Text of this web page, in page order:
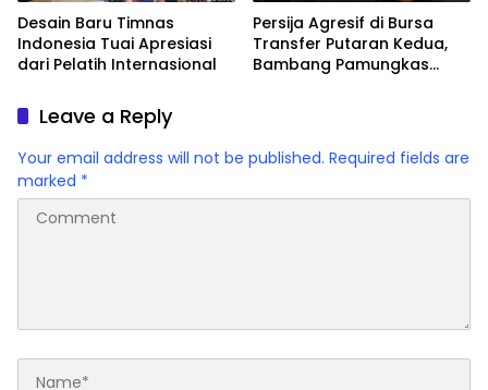
Desain Baru Timnas
Indonesia Tuai Apresiasi
dari Pelatih Internasional
Persija Agresif di Bursa
Transfer Putaran Kedua,
Bambang Pamungkas
Leave a Reply
Your email address will not be published. Required fields are
marked *